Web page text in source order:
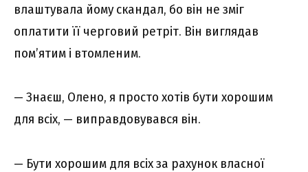
влаштувала йому скандал, бо він не зміг
оплатити її черговий ретріт. Він виглядав
пом’ятим і втомленим.
— Знаєш, Олено, я просто хотів бути хорошим
для всіх, — виправдовувався він.
— Бути хорошим для всіх за рахунок власної